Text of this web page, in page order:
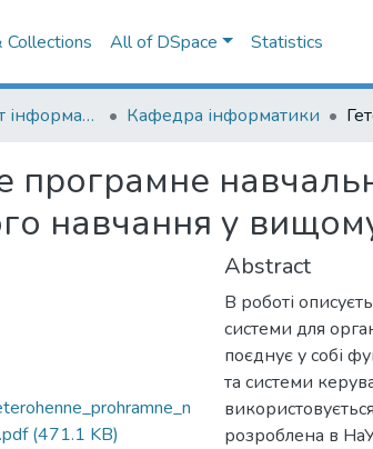
Collections All of DSpace Statistics
003. Факультет інформатики Кафедра інформатики
програмне
навчання у
(471.1 KB)
Abstract
В роботі
системи для
поєднує у собі
та системи
розроблена в